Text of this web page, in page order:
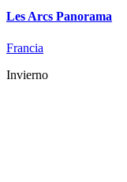
Les Arcs Panorama
Francia
Invierno